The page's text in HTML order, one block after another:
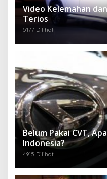
Video Kelemahan
Terios
5177 Dilihat
Belum Pakai CVT,
Indonesia?
4915 Dilihat